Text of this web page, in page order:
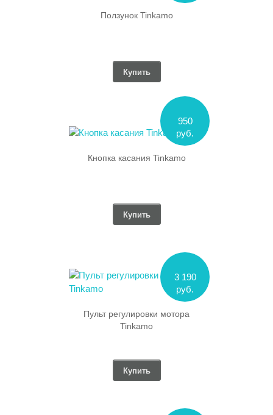
Ползунок Tinkamo
Купить
950
руб.
Кнопка касания Tinkamo
Купить
3 190
руб.
Пульт регулировки мотора
Tinkamo
Купить